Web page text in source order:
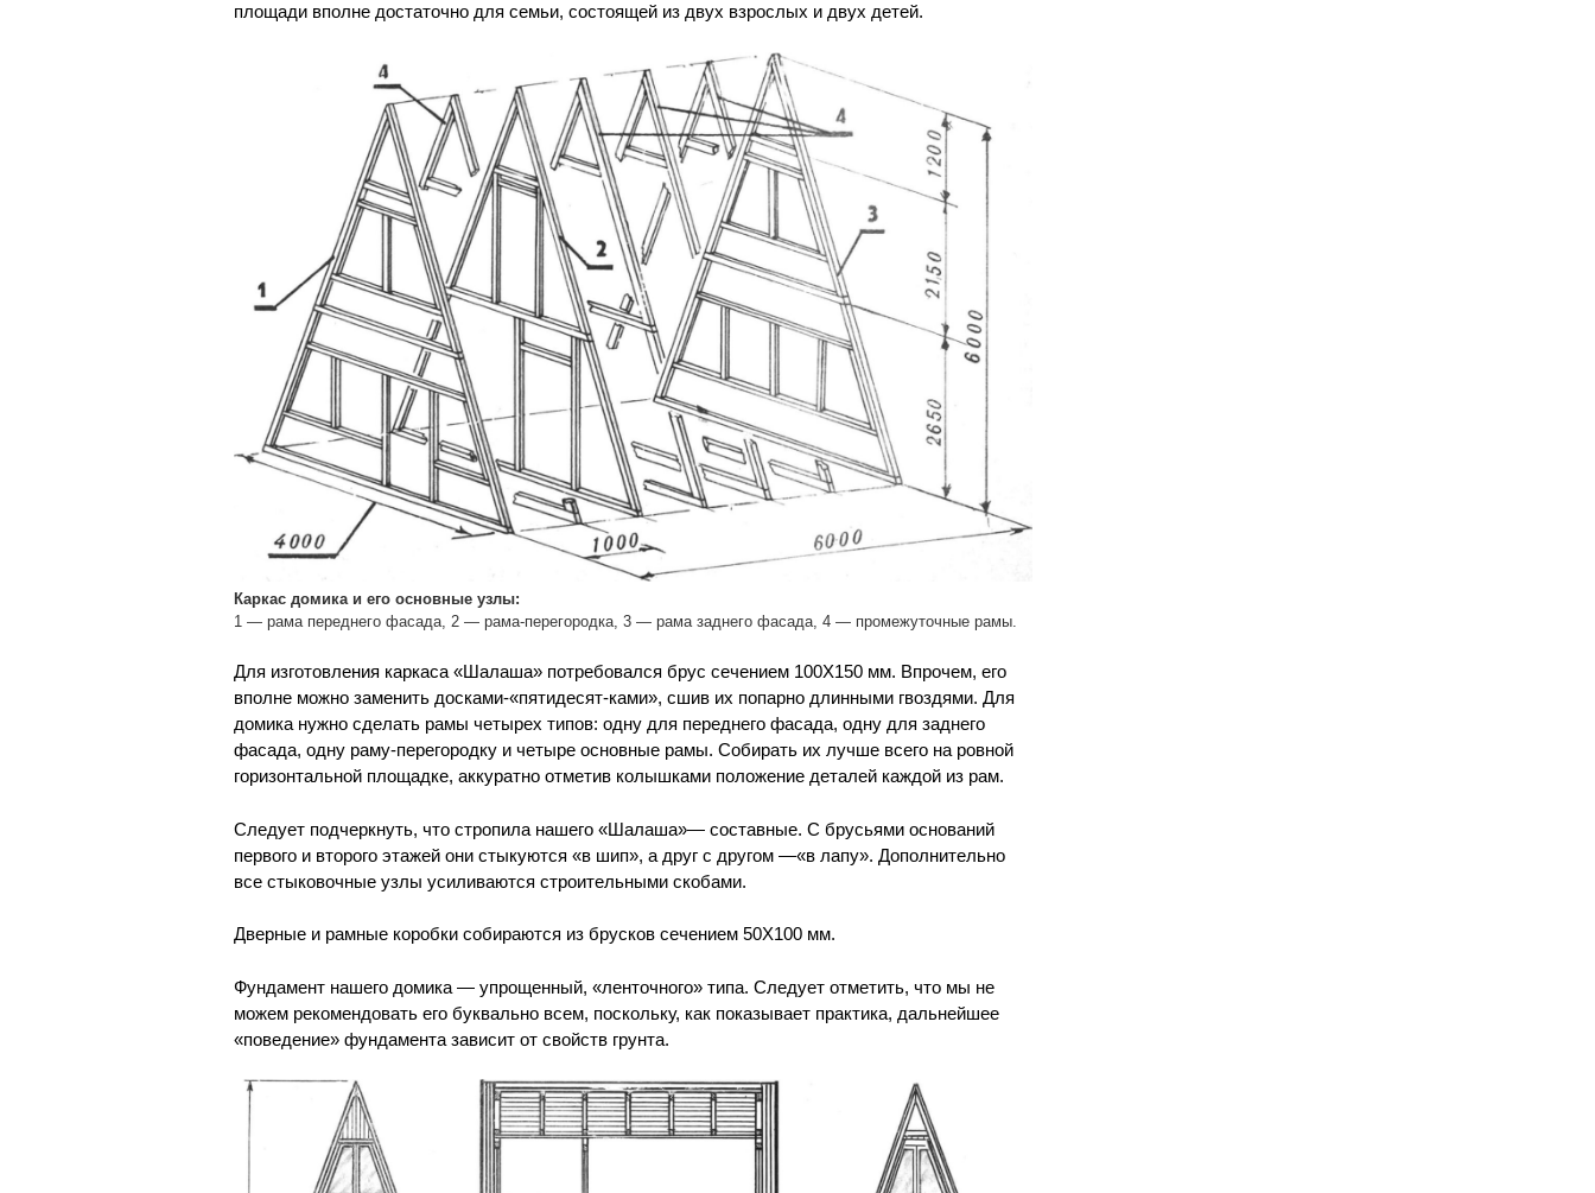
площади вполне достаточно для семьи, состоящей из двух взрослых и двух детей.
Каркас домика и его основные узлы:
1 — рама переднего фасада, 2 — рама-перегородка, 3 — рама заднего фасада, 4 — промежуточные рамы.
Для изготовления каркаса «Шалаша» потребовался брус сечением 100X150 мм. Впрочем, его
вполне можно заменить досками-«пятидесят-ками», сшив их попарно длинными гвоздями. Для
домика нужно сделать рамы четырех типов: одну для переднего фасада, одну для заднего
фасада, одну раму-перегородку и четыре основные рамы. Собирать их лучше всего на ровной
горизонтальной площадке, аккуратно отметив колышками положение деталей каждой из рам.
Следует подчеркнуть, что стропила нашего «Шалаша»— составные. С брусьями оснований
первого и второго этажей они стыкуются «в шип», а друг с другом —«в лапу». Дополнительно
все стыковочные узлы усиливаются строительными скобами.
Дверные и рамные коробки собираются из брусков сечением 50Х100 мм.
Фундамент нашего домика — упрощенный, «ленточного» типа. Следует отметить, что мы не
можем рекомендовать его буквально всем, поскольку, как показывает практика, дальнейшее
«поведение» фундамента зависит от свойств грунта.